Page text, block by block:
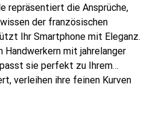
repräsentiert die Ansprüche,
der französischen
Ihr Smartphone mit Eleganz.
Handwerkern mit jahrelanger
sie perfekt zu Ihrem
verleihen ihre feinen Kurven
für Ihr Smartphone.